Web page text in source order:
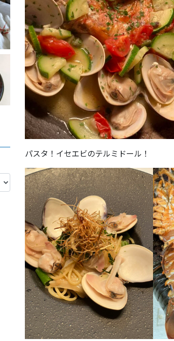
パスタ！イセエビのテルミドール！